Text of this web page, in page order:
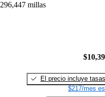
296,447 millas
El precio incluye tasas
$217/mes